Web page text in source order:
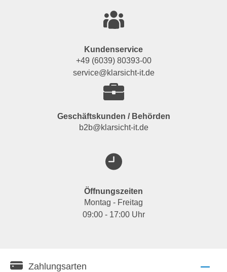
Kundenservice
+49 (6039) 80393-00
service@klarsicht-it.de
Geschäftskunden / Behörden
b2b@klarsicht-it.de
Öffnungszeiten
Montag - Freitag
09:00 - 17:00 Uhr
Zahlungsarten